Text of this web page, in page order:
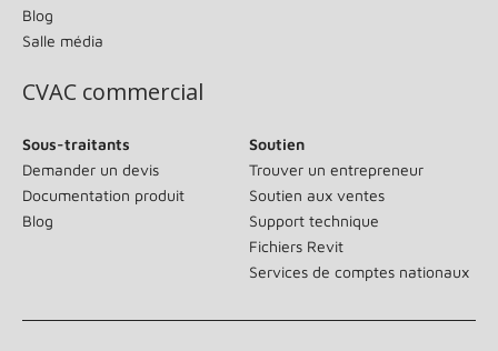
Blog
Salle média
CVAC commercial
Sous-traitants
Demander un devis
Documentation produit
Blog
Soutien
Trouver un entrepreneur
Soutien aux ventes
Support technique
Fichiers Revit
Services de comptes nationaux